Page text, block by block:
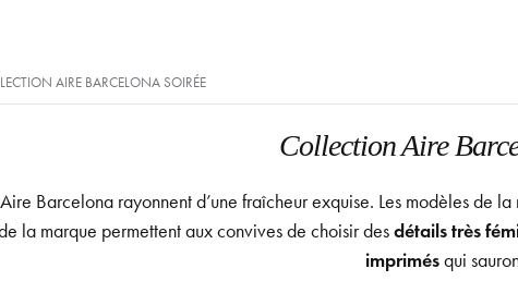
AIRE BARCELONA SOIRÉE
Collection Aire
Barcelona rayonnent d’une fraîcheur exquise. Les modèles de
la marque permettent aux convives de choisir desdétails très
imprimésqui